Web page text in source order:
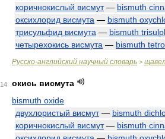
коричнокислый висмут— bismuth
оксихлорид висмута — bismuth
трисульфид висмута — bismuth
четырехокись висмута — bismuth
Русско-английский научный словарь >
14
окись висмута
bismuth oxide
двухлористый висмут— bismuth
коричнокислый висмут— bismuth